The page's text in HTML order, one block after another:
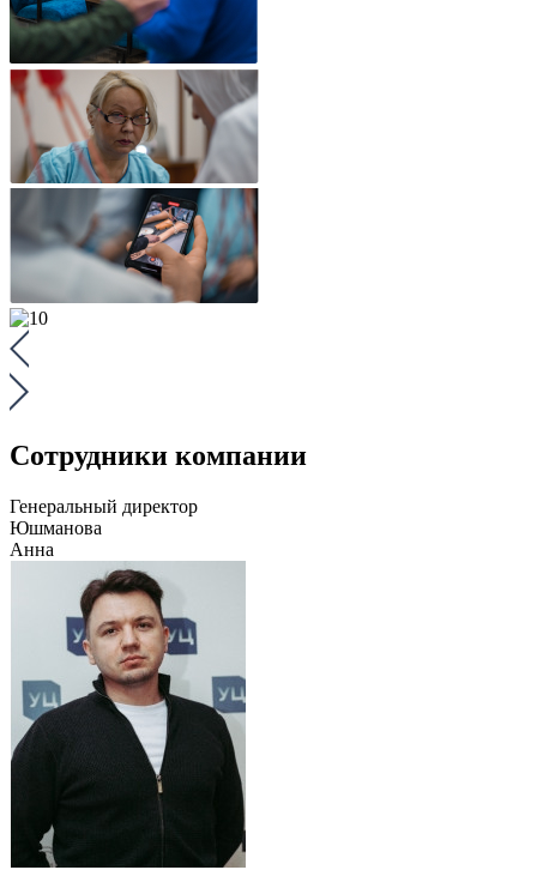
Сотрудники компании
Генеральный директор
Юшманова
Анна